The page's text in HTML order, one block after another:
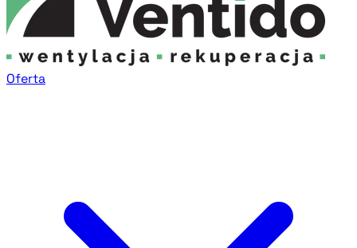
Oferta